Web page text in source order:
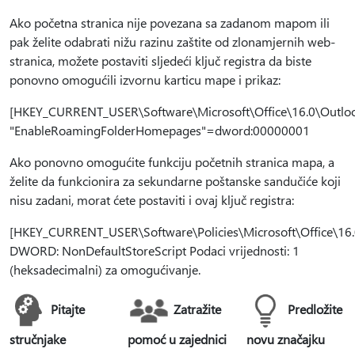
Ako početna stranica nije povezana sa zadanom mapom ili
pak želite odabrati nižu razinu zaštite od zlonamjernih web-
stranica, možete postaviti sljedeći ključ registra da biste
ponovno omogućili izvornu karticu mape i prikaz:
"EnableRoamingFolderHomepages"=dword:00000001
Ako ponovno omogućite funkciju početnih stranica mapa, a
želite da funkcionira za sekundarne poštanske sandučiće koji
nisu zadani, morat ćete postaviti i ovaj ključ registra:
DWORD: NonDefaultStoreScript Podaci vrijednosti: 1
(heksadecimalni) za omogućivanje.
Pitajte
stručnjake
Zatražite
pomoć u zajednici
Predložite
novu značajku